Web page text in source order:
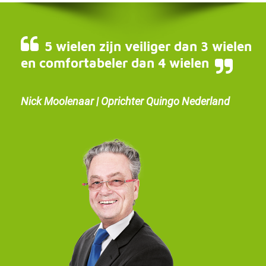
5 wielen zijn veiliger dan 3 wielen
en comfortabeler dan 4 wielen
Nick Moolenaar | Oprichter Quingo Nederland